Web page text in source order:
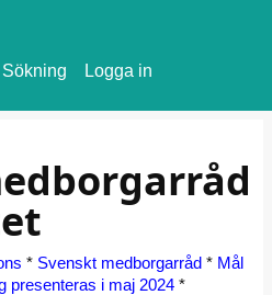
Sökning Logga in
* Svenskt medborgarråd * Mål
presenteras i maj 2024 *